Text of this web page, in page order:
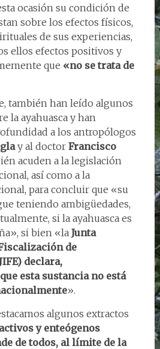
ocasión su condición de
sobre los efectos físicos,
de sus experiencias,
ellos efectos positivos y
que «no se trata de
también han leído algunos
la ayahuasca y han
a los antropólogos
y al doctor Francisco
acuden a la legislación
así como a la
para concluir que «su
teniendo ambigüedades,
si la ayahuasca es
si bien «la Junta
de
declara,
esta sustancia no está
».
algunos extractos
y enteógenos
de todos, al límite de la